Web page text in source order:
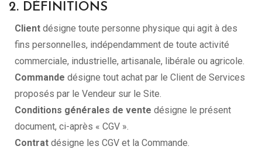
2. DÉFINITIONS
Client désigne toute personne physique qui agit à des
fins personnelles, indépendamment de toute activité
commerciale, industrielle, artisanale, libérale ou agricole.
Commande désigne tout achat par le Client de Services
proposés par le Vendeur sur le Site.
Conditions générales de vente désigne le présent
document, ci-après « CGV ».
Contrat désigne les CGV et la Commande.